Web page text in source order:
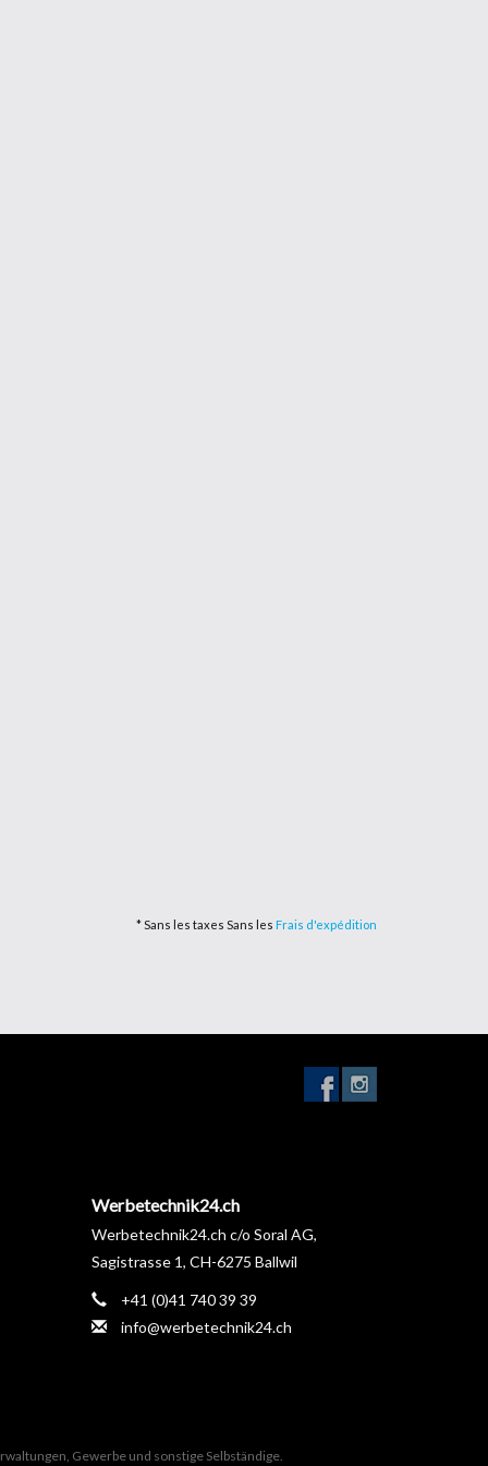
* Sans les taxes Sans les Frais d'expédition
Werbetechnik24.ch
Werbetechnik24.ch c/o Soral AG,
Sagistrasse 1, CH-6275 Ballwil
+41 (0)41 740 39 39
info@werbetechnik24.ch
Gewerbe und sonstige Selbständige.